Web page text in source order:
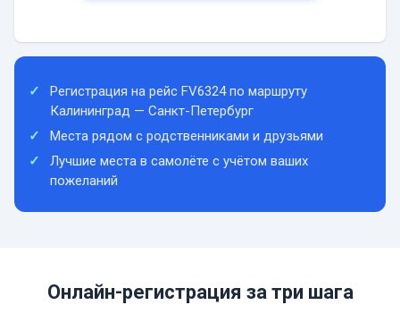
Регистрация на рейс FV6324 по маршруту
Калининград — Санкт-Петербург
Места рядом с родственниками и друзьями
Лучшие места в самолёте с учётом ваших
пожеланий
Онлайн-регистрация за три шага